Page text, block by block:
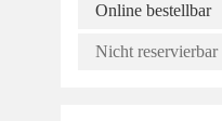
Online bestellbar
Nicht reservierbar